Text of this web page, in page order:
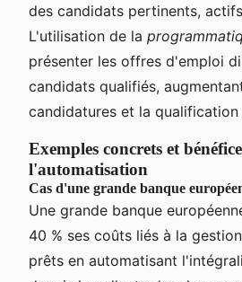
des candidats pertinents,
L'utilisation de la
présenter les offres d'emploi
candidats qualifiés,
candidatures et la qualification
Exemples concrets et
l'automatisation
Cas d'une grande banque
Une grande banque
40 % ses coûts liés à la
prêts en automatisant